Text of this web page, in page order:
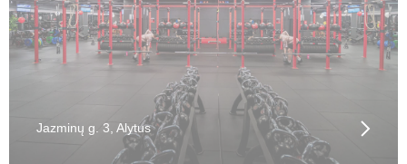
Jazminų g. 3, Alytus